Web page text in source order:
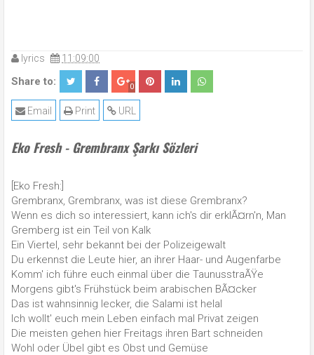
lyrics 11:09:00
Share to: 0
URL
Print
Email
Eko Fresh - Grembranx Şarkı Sözleri
[Eko Fresh:]
Grembranx, Grembranx, was ist diese Grembranx?
Wenn es dich so interessiert, kann ich's dir erklÃ¤rn'n, Man
Gremberg ist ein Teil von Kalk
Ein Viertel, sehr bekannt bei der Polizeigewalt
Du erkennst die Leute hier, an ihrer Haar- und Augenfarbe
Komm' ich führe euch einmal über die TaunusstraÃŸe
Morgens gibt's Frühstück beim arabischen BÃ¤cker
Das ist wahnsinnig lecker, die Salami ist helal
Ich wollt' euch mein Leben einfach mal Privat zeigen
Die meisten gehen hier Freitags ihren Bart schneiden
Wohl oder Übel gibt es Obst und Gemüse